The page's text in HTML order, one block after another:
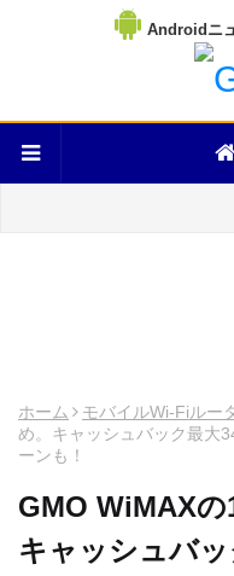
Androidニ
ホーム モバイルWi-Fiルー
め。キャッシュバック最大
ーンも！
GMO WiMAXの
キャッシュバ